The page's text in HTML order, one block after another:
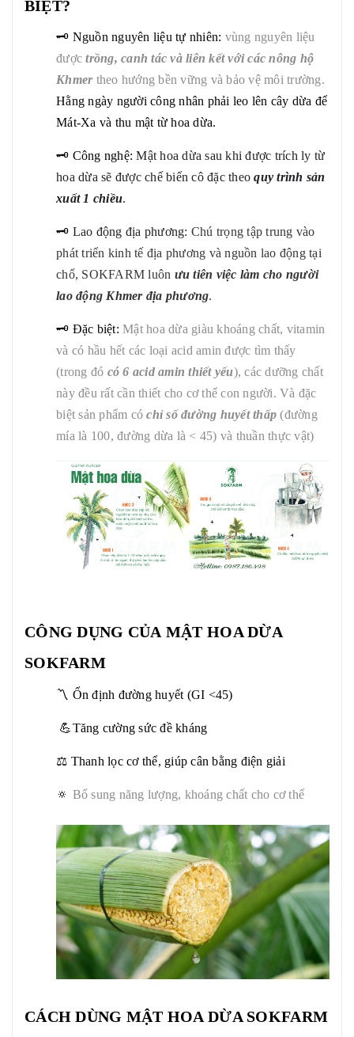
BIỆT?
🗝 Nguồn nguyên liệu tự nhiên: vùng nguyên liệu
đượctrồng, canh tác và liên kết với các nông hộ
Khmertheo hướng bền vững và bảo vệ môi trường.
Hằng ngày người công nhân phải leo lên cây dừa để
Mát-Xa và thu mật từ hoa dừa.
🗝 Công nghệ:Mật hoa dừa sau khi được trích ly từ
hoa dừa sẽ được chế biến cô đặc theoquy trình sản
xuất 1 chiều.
🗝 Lao động địa phương: Chú trọng tập trung vào
phát triển kinh tế địa phương và nguồn lao động tại
chổ, SOKFARM luôn ưu tiên việc làm cho người
lao động Khmer địa phương.
🗝 Đặc biệt: Mật hoa dừa giàu khoáng chất, vitamin
và có hầu hết các loại acid amin được tìm thấy
(trong đó có 6 acid amin thiết yếu), các dưỡng chất
này đều rất cần thiết cho cơ thể con người. Và đặc
biệt sản phẩm cóchỉ số đường huyết thấp (đường
mía là 100, đường dừa là < 45) và thuần thực vật)
CÔNG DỤNG CỦA MẬT HOA DỪA
SOKFARM
〽️ Ổn định đường huyết (GI <45)
💪Tăng cường sức đề kháng
⚖️ Thanh lọc cơ thể, giúp cân bằng điện giải
🔅 Bổ sung năng lượng, khoáng chất cho cơ thể
CÁCH DÙNG MẬT HOA DỪA SOKFARM